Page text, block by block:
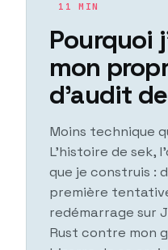
11 MIN
Pourquoi
mon
d'audit
Moins technique
L'histoire de sek,
que je construis :
première
redémarrage sur
Rust contre mon